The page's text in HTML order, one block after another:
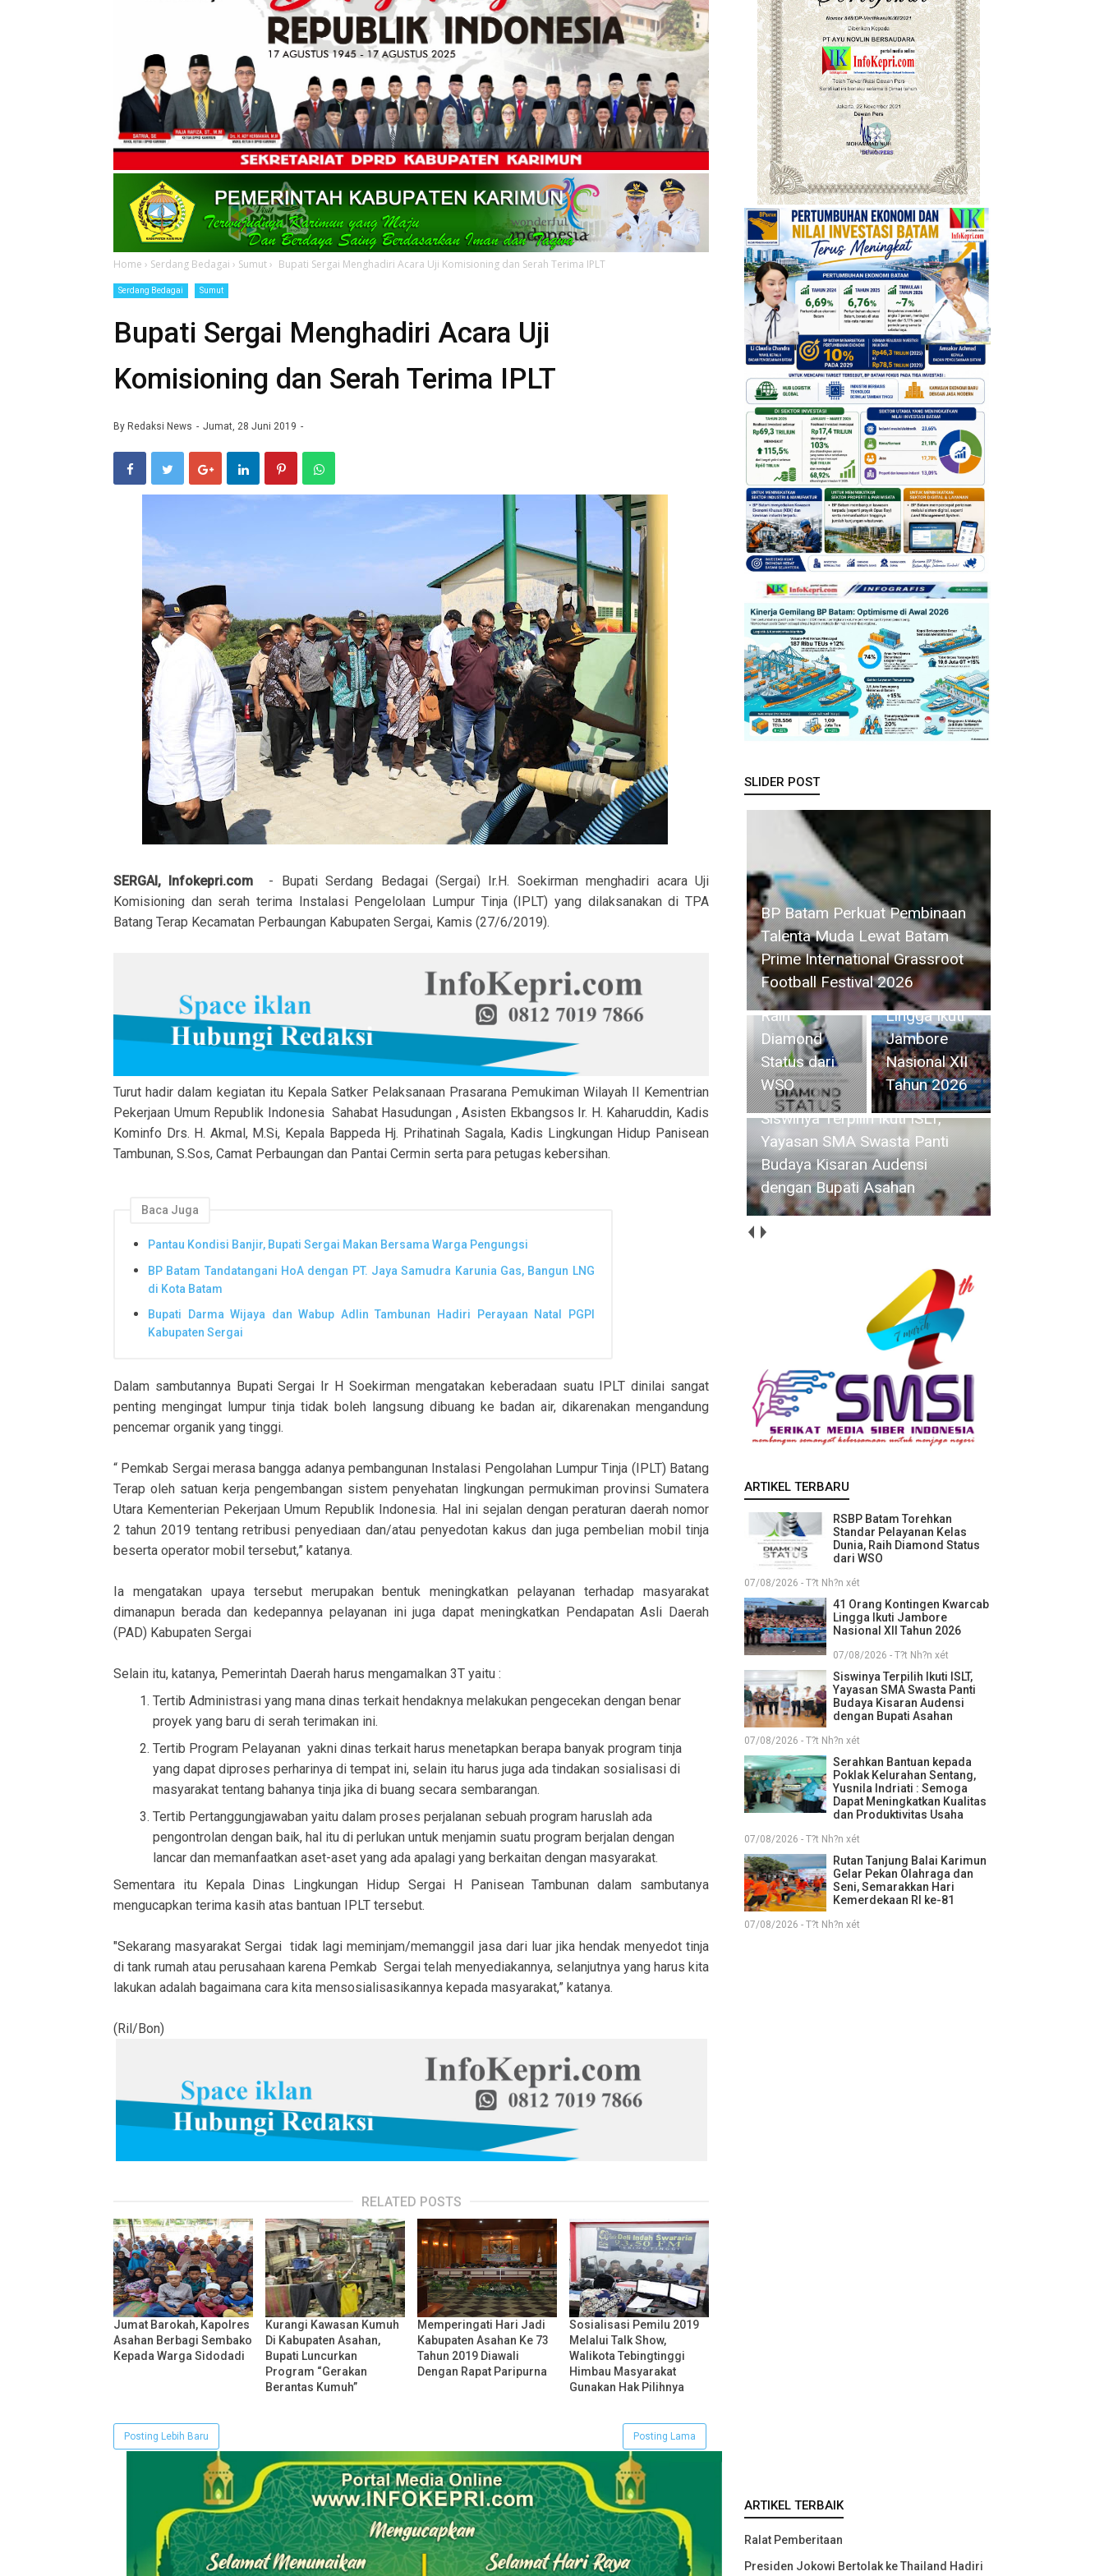
Home › Serdang Bedagai › Sumut› Bupati Sergai Menghadiri Acara Uji Komisioning dan Serah Terima IPLT
Serdang Bedagai Sumut
Bupati Sergai Menghadiri Acara Uji
Komisioning dan Serah Terima IPLT
By Redaksi News Jumat, 28 Juni 2019
SERGAI, Infokepri.com - Bupati Serdang Bedagai (Sergai) Ir.H. Soekirman menghadiri acara Uji
Komisioning dan serah terima Instalasi Pengelolaan Lumpur Tinja (IPLT) yang dilaksanakan di TPA
Batang Terap Kecamatan Perbaungan Kabupaten Sergai, Kamis (27/6/2019).
Turut hadir dalam kegiatan itu Kepala Satker Pelaksanaan Prasarana Pemukiman Wilayah II Kementrian
Pekerjaan Umum Republik Indonesia Sahabat Hasudungan , Asisten Ekbangsos Ir. H. Kaharuddin, Kadis
Kominfo Drs. H. Akmal, M.Si, Kepala Bappeda Hj. Prihatinah Sagala, Kadis Lingkungan Hidup Panisean
Tambunan, S.Sos, Camat Perbaungan dan Pantai Cermin serta para petugas kebersihan.
Baca Juga
Pantau Kondisi Banjir, Bupati Sergai Makan Bersama Warga Pengungsi
BP Batam Tandatangani HoA dengan PT. Jaya Samudra Karunia Gas, Bangun LNG
di Kota Batam
Bupati Darma Wijaya dan Wabup Adlin Tambunan Hadiri Perayaan Natal PGPI
Kabupaten Sergai
Dalam sambutannya Bupati Sergai Ir H Soekirman mengatakan keberadaan suatu IPLT dinilai sangat
penting mengingat lumpur tinja tidak boleh langsung dibuang ke badan air, dikarenakan mengandung
pencemar organik yang tinggi.
“ Pemkab Sergai merasa bangga adanya pembangunan Instalasi Pengolahan Lumpur Tinja (IPLT) Batang
Terap oleh satuan kerja pengembangan sistem penyehatan lingkungan permukiman provinsi Sumatera
Utara Kementerian Pekerjaan Umum Republik Indonesia. Hal ini sejalan dengan peraturan daerah nomor
2 tahun 2019 tentang retribusi penyediaan dan/atau penyedotan kakus dan juga pembelian mobil tinja
beserta operator mobil tersebut,” katanya.
Ia mengatakan upaya tersebut merupakan bentuk meningkatkan pelayanan terhadap masyarakat
dimanapun berada dan kedepannya pelayanan ini juga dapat meningkatkan Pendapatan Asli Daerah
(PAD) Kabupaten Sergai
Selain itu, katanya, Pemerintah Daerah harus mengamalkan 3T yaitu :
Tertib Administrasi yang mana dinas terkait hendaknya melakukan pengecekan dengan benar
proyek yang baru di serah terimakan ini.
Tertib Program Pelayanan yakni dinas terkait harus menetapkan berapa banyak program tinja
yang dapat diproses perharinya di tempat ini, selain itu harus juga ada tindakan sosialisasi di
masyarakat tentang bahanya tinja jika di buang secara sembarangan.
Tertib Pertanggungjawaban yaitu dalam proses perjalanan sebuah program haruslah ada
pengontrolan dengan baik, hal itu di perlukan untuk menjamin suatu program berjalan dengan
lancar dan memanfaatkan aset-aset yang ada apalagi yang berkaitan dengan masyarakat.
Sementara itu Kepala Dinas Lingkungan Hidup Sergai H Panisean Tambunan dalam sambutanya
mengucapkan terima kasih atas bantuan IPLT tersebut.
"Sekarang masyarakat Sergai tidak lagi meminjam/memanggil jasa dari luar jika hendak menyedot tinja
di tank rumah atau perusahaan karena Pemkab Sergai telah menyediakannya, selanjutnya yang harus kita
lakukan adalah bagaimana cara kita mensosialisasikannya kepada masyarakat,” katanya.
(Ril/Bon)
RELATED POSTS
Jumat Barokah, Kapolres
Asahan Berbagi Sembako
Kepada Warga Sidodadi
Kurangi Kawasan Kumuh
Di Kabupaten Asahan,
Bupati Luncurkan
Program “Gerakan
Berantas Kumuh”
Memperingati Hari Jadi
Kabupaten Asahan Ke 73
Tahun 2019 Diawali
Dengan Rapat Paripurna
Sosialisasi Pemilu 2019
Melalui Talk Show,
Walikota Tebingtinggi
Himbau Masyarakat
Gunakan Hak Pilihnya
Posting Lebih Baru Posting Lama
SLIDER POST
RSBP Batam Torehkan Standar
Pelayanan Kelas Dunia, Raih
Diamond Status dari WSO
41 Orang
Kontingen
Kwarcab
Lingga Ikuti
Jambore
Nasional XII
Tahun 2026
Siswinya
Terpilih Ikuti
ISLT,
Yayasan
SMA Swasta
Panti
Budaya
Kisaran
Audensi
dengan
Bupati
Asahan
Serahkan Bantuan kepada
Poklak Kelurahan Sentang,
Yusnila Indriati : Semoga Dapat
Meningkatkan Kualitas dan
Produktivitas Usaha
ARTIKEL TERBARU
RSBP Batam Torehkan
Standar Pelayanan Kelas
Dunia, Raih Diamond Status
dari WSO
07/08/2026 - T?t Nh?n xét
41 Orang Kontingen Kwarcab
Lingga Ikuti Jambore
Nasional XII Tahun 2026
07/08/2026 - T?t Nh?n xét
Siswinya Terpilih Ikuti ISLT,
Yayasan SMA Swasta Panti
Budaya Kisaran Audensi
dengan Bupati Asahan
07/08/2026 - T?t Nh?n xét
Serahkan Bantuan kepada
Poklak Kelurahan Sentang,
Yusnila Indriati : Semoga
Dapat Meningkatkan Kualitas
dan Produktivitas Usaha
07/08/2026 - T?t Nh?n xét
Rutan Tanjung Balai Karimun
Gelar Pekan Olahraga dan
Seni, Semarakkan Hari
Kemerdekaan RI ke-81
07/08/2026 - T?t Nh?n xét
ARTIKEL TERBAIK
Ralat Pemberitaan
Presiden Jokowi Bertolak ke Thailand Hadiri